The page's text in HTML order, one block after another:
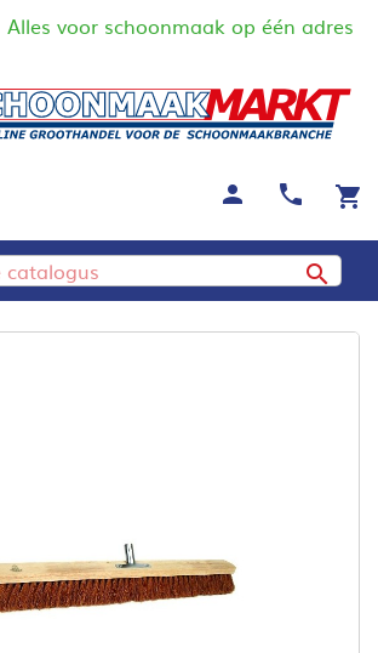
voor schoonmaak op één adres
shopping_cart
call
person
